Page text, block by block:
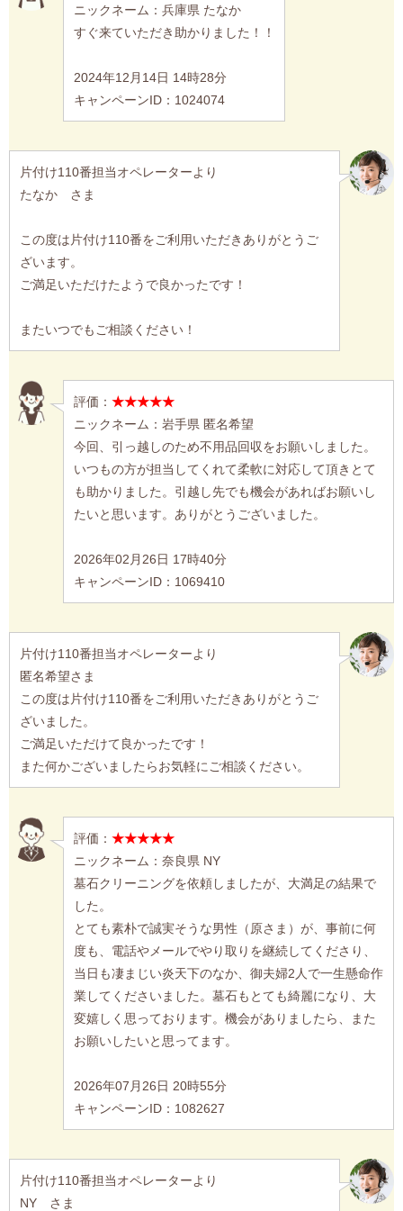
ニックネーム：兵庫県 たなか
すぐ来ていただき助かりました！！
2024年12月14日 14時28分
キャンペーンID：1024074
片付け110番担当オペレーターより
たなか さま
この度は片付け110番をご利用いただきありがとうご
ざいます。
ご満足いただけたようで良かったです！
またいつでもご相談ください！
評価： ★★★★★
ニックネーム：岩手県 匿名希望
今回、引っ越しのため不用品回収をお願いしました。
いつもの方が担当してくれて柔軟に対応して頂きとて
も助かりました。引越し先でも機会があればお願いし
たいと思います。ありがとうございました。
2026年02月26日 17時40分
キャンペーンID：1069410
片付け110番担当オペレーターより
匿名希望さま
この度は片付け110番をご利用いただきありがとうご
ざいました。
ご満足いただけて良かったです！
また何かございましたらお気軽にご相談ください。
評価： ★★★★★
ニックネーム：奈良県 NY
墓石クリーニングを依頼しましたが、大満足の結果で
した。
とても素朴で誠実そうな男性（原さま）が、事前に何
度も、電話やメールでやり取りを継続してくださり、
当日も凄まじい炎天下のなか、御夫婦2人で一生懸命作
業してくださいました。墓石もとても綺麗になり、大
変嬉しく思っております。機会がありましたら、また
お願いしたいと思ってます。
2026年07月26日 20時55分
キャンペーンID：1082627
片付け110番担当オペレーターより
NY さま